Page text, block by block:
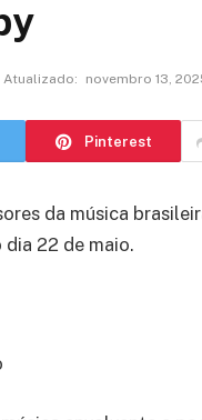
Atualizado: novembro 13,
Pinterest
da música
dia 22 de maio.